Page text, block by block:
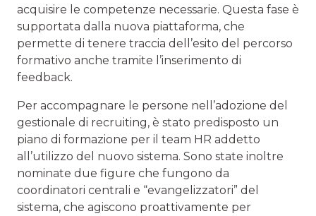
acquisire le competenze necessarie. Questa fase è
supportata dalla nuova piattaforma, che
permette di tenere traccia dell’esito del percorso
formativo anche tramite l’inserimento di
feedback.
Per accompagnare le persone nell’adozione del
gestionale di recruiting, è stato predisposto un
piano di formazione per il team HR addetto
all’utilizzo del nuovo sistema. Sono state inoltre
nominate due figure che fungono da
coordinatori centrali e “evangelizzatori” del
sistema, che agiscono proattivamente per